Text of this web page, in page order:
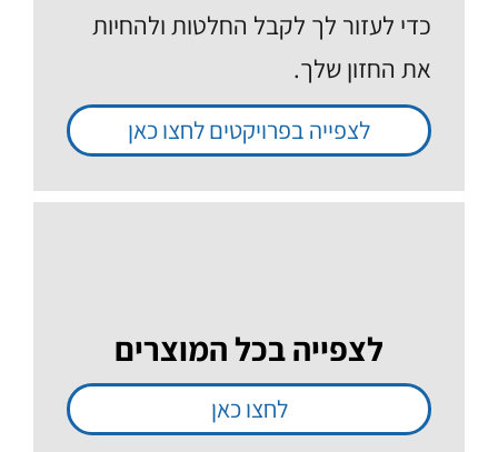
כדי לעזור לך לקבל החלטות ולהחיות
את החזון שלך.
לצפייה בפרויקטים לחצו כאן
לצפייה בכל המוצרים
לחצו כאן